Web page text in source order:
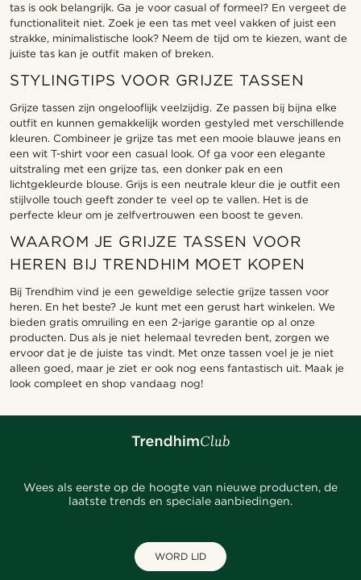
tas is ook belangrijk. Ga je voor casual of formeel? En vergeet de
functionaliteit niet. Zoek je een tas met veel vakken of juist een
strakke, minimalistische look? Neem de tijd om te kiezen, want de
juiste tas kan je outfit maken of breken.
STYLINGTIPS VOOR GRIJZE TASSEN
Grijze tassen zijn ongelooflijk veelzijdig. Ze passen bij bijna elke
outfit en kunnen gemakkelijk worden gestyled met verschillende
kleuren. Combineer je grijze tas met een mooie blauwe jeans en
een wit T-shirt voor een casual look. Of ga voor een elegante
uitstraling met een grijze tas, een donker pak en een
lichtgekleurde blouse. Grijs is een neutrale kleur die je outfit een
stijlvolle touch geeft zonder te veel op te vallen. Het is de
perfecte kleur om je zelfvertrouwen een boost te geven.
WAAROM JE GRIJZE TASSEN VOOR
HEREN BIJ TRENDHIM MOET KOPEN
Bij Trendhim vind je een geweldige selectie grijze tassen voor
heren. En het beste? Je kunt met een gerust hart winkelen. We
bieden gratis omruiling en een 2-jarige garantie op al onze
producten. Dus als je niet helemaal tevreden bent, zorgen we
ervoor dat je de juiste tas vindt. Met onze tassen voel je je niet
alleen goed, maar je ziet er ook nog eens fantastisch uit. Maak je
look compleet en shop vandaag nog!
Wees als eerste op de hoogte van nieuwe producten, de
laatste trends en speciale aanbiedingen.
WORD LID